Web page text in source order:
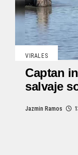
VIRALES
Captan
salvaje
Jazmin Ramos